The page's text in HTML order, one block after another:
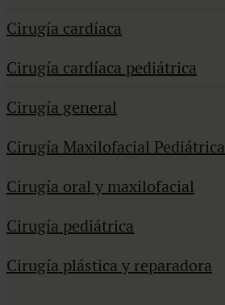
Cirugía cardíaca
Cirugía cardíaca pediátrica
Cirugía general
Cirugía Maxilofacial Pediátrica
Cirugía oral y maxilofacial
Cirugía pediátrica
Cirugía plástica y reparadora